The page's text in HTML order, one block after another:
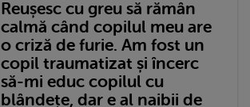
Reușesc cu greu să rămân
calmă când copilul meu are
o criză de furie. Am fost un
copil traumatizat și încerc
să-mi educ copilul cu
blândețe, dar e al naibii de